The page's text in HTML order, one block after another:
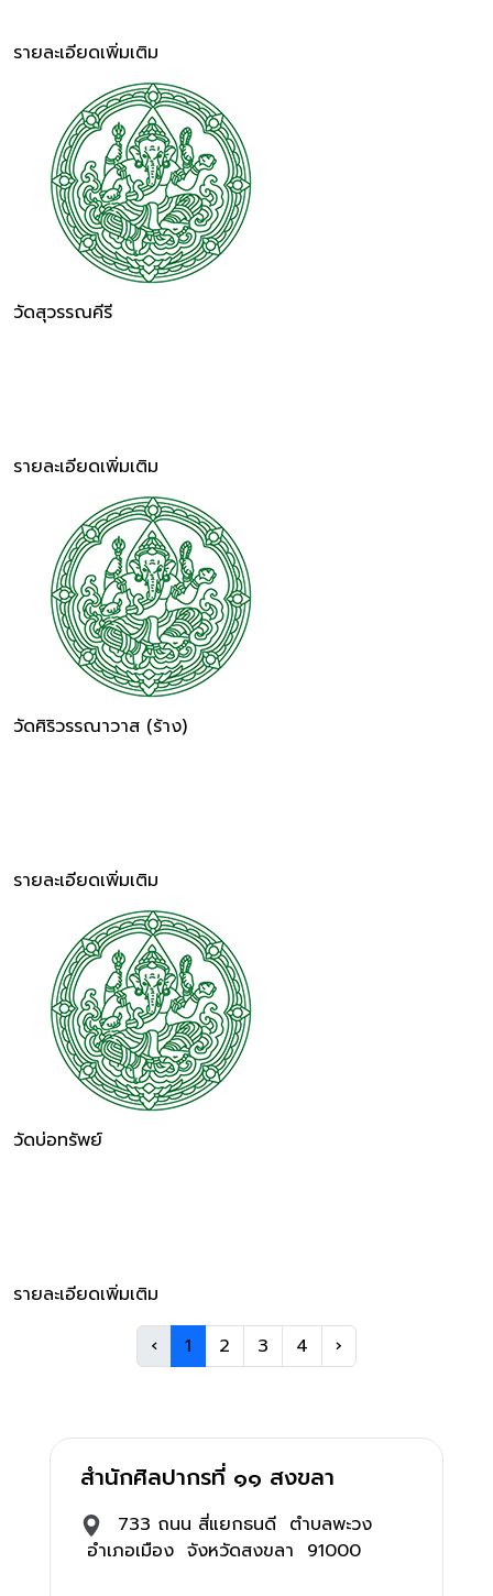
รายละเอียดเพิ่มเติม
วัดสุวรรณคีรี
รายละเอียดเพิ่มเติม
วัดศิริวรรณาวาส (ร้าง)
รายละเอียดเพิ่มเติม
วัดบ่อทรัพย์
รายละเอียดเพิ่มเติม
‹
1 2 3 4 ›
สำนักศิลปากรที่ ๑๑ สงขลา
733 ถนน สี่แยกธนดี ตำบลพะวง
อำเภอเมือง จังหวัดสงขลา 91000